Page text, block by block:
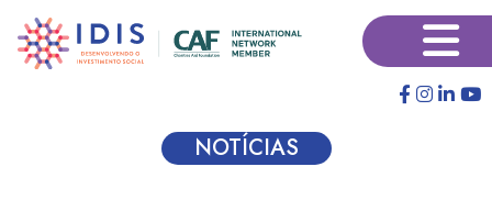
para
×
NOTÍCIAS